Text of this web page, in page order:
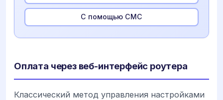
С помощью СМС
Оплата через веб-интерфейс роутера
Классический метод управления настройками